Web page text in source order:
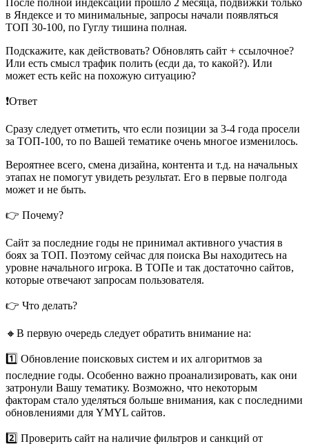
После полной индексации прошло 2 месяца, подвижки только
в Яндексе и то минимальные, запросы начали появляться
ТОП 30-100, по Гуглу тишина полная.
Подскажите, как действовать? Обновлять сайт + ссылочное?
Или есть смысл трафик полить (есди да, то какой?). Или
может есть кейс на похожую ситуацию?
❗️Ответ
Сразу следует отметить, что если позиции за 3-4 года просели
за ТОП-100, то по Вашей тематике очень многое изменилось.
Вероятнее всего, смена дизайна, контента и т.д. на начальных
этапах не помогут увидеть результат. Его в первые полгода
может и не быть.
👉 Почему?
Сайт за последние годы не принимал активного участия в
боях за ТОП. Поэтому сейчас для поиска Вы находитесь на
уровне начального игрока. В ТОПе и так достаточно сайтов,
которые отвечают запросам пользователя.
👉 Что делать?
🔸В первую очередь следует обратить внимание на:
1️⃣ Обновление поисковых систем и их алгоритмов за
последние годы. Особенно важно проанализировать, как они
затронули Вашу тематику. Возможно, что некоторым
факторам стало уделяться больше внимания, как с последними
обновлениями для YMYL сайтов.
2️⃣ Проверить сайт на наличие фильтров и санкций от